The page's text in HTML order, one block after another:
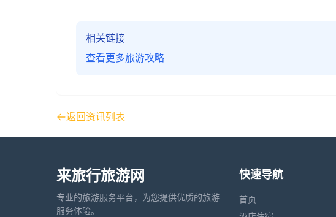
相关链接
查看更多旅游攻略
返回资讯列表
来旅行旅游网
专业的旅游服务平台，为您提供优质的旅游
服务体验。
快速导航
首页